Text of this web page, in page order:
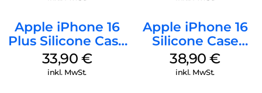
Apple iPhone 16
Plus Silicone Case
MagSafe Lake
Green
33,90 €
inkl. MwSt.
Apple iPhone 16
Silicone Case
MagSafe
Ultramarine
38,90€
inkl. MwSt.